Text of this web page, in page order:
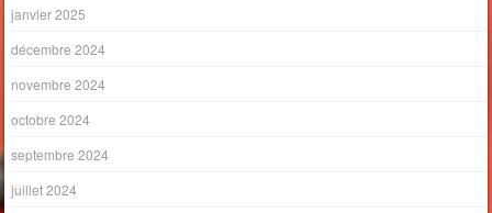
janvier 2025
décembre 2024
novembre 2024
octobre 2024
septembre 2024
juillet 2024